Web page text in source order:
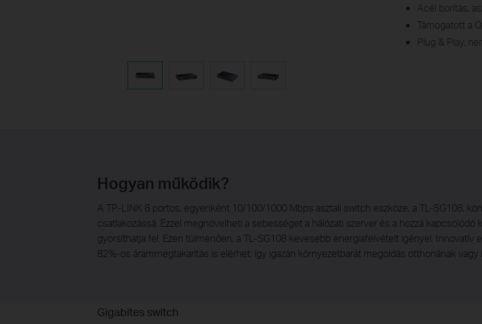
Acél borítás,
Támogatott a
Plug & Play,
Hogyan működik?
A TP-LINK 8 portos, egyenként 10/100/1000 Mbps asztali switch eszköze, a TL-SG108,
csatlakozássá. Ezzel megnövelheti a sebességet a hálózati szerver és a hozzá
gyorsíthatja fel. Ezen túlmenően, a TL-SG108 kevesebb energiafelvételt igényel. Innovatív
82%-os árammegtakarítás is elérhet, így igazán környezetbarát megoldás otthonának vagy
Gigabites switch